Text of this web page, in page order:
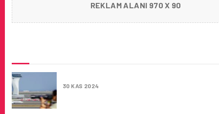
REKLAM ALANI 970 X 90
30 KAS 2024